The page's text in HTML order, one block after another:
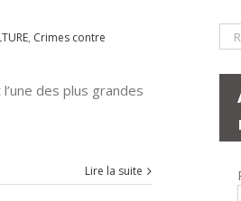
, Crimes contre
des plus grandes
Lire la suite